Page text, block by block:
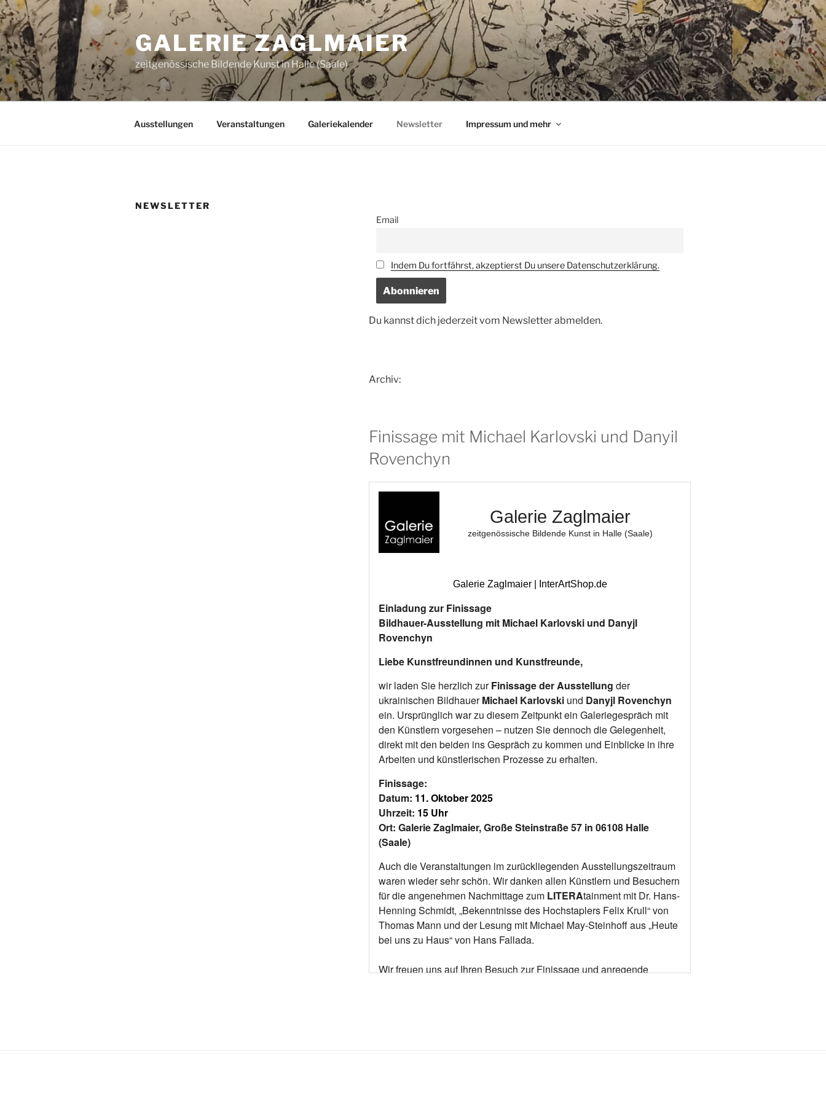
Zum
Inhalt
springen
GALERIE ZAGLMAIER
zeitgenössische Bildende Kunst in Halle (Saale)
Ausstellungen Veranstaltungen Galeriekalender Newsletter Impressum und mehr
NEWSLETTER
Email
Indem Du fortfährst, akzeptierst Du unsere Datenschutzerklärung.
Du kannst dich jederzeit vom Newsletter abmelden.
Archiv:
Finissage mit Michael Karlovski und Danyil
Rovenchyn